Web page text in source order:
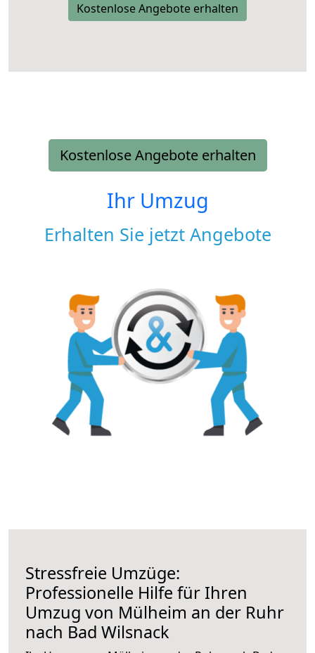
Kostenlose Angebote erhalten
Kostenlose Angebote erhalten
Ihr Umzug
Erhalten Sie jetzt Angebote
Stressfreie Umzüge:
Professionelle Hilfe für Ihren
Umzug von Mülheim an der Ruhr
nach Bad Wilsnack